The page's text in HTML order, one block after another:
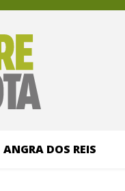
ANGRA DOS REIS